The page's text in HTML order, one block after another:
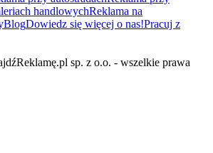
handlowychReklama na
BlogDowiedz się więcej o nas!Pracuj z
sp. z o.o. - wszelkie prawa